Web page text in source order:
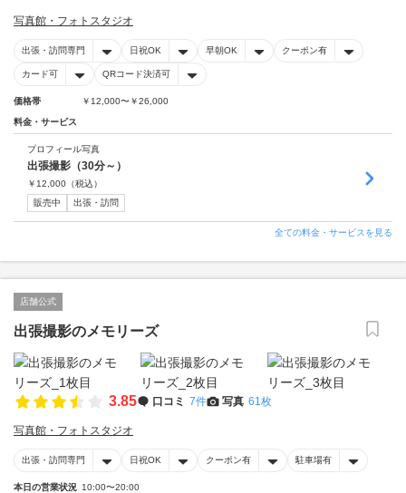
写真館・フォトスタジオ
出張・訪問専門 日祝OK 早朝OK クーポン有
カード可 QRコード決済可
価格帯 ￥12,000〜￥26,000
料金・サービス
プロフィール写真
出張撮影（30分～）
￥ 12,000 （税込）
販売中
出張・訪問
全ての料金・サービスを見る
店舗公式
出張撮影のメモリーズ
3.85 口コミ 7件 写真 61枚
写真館・フォトスタジオ
出張・訪問専門 日祝OK クーポン有 駐車場有
本日の営業状況 10:00〜20:00